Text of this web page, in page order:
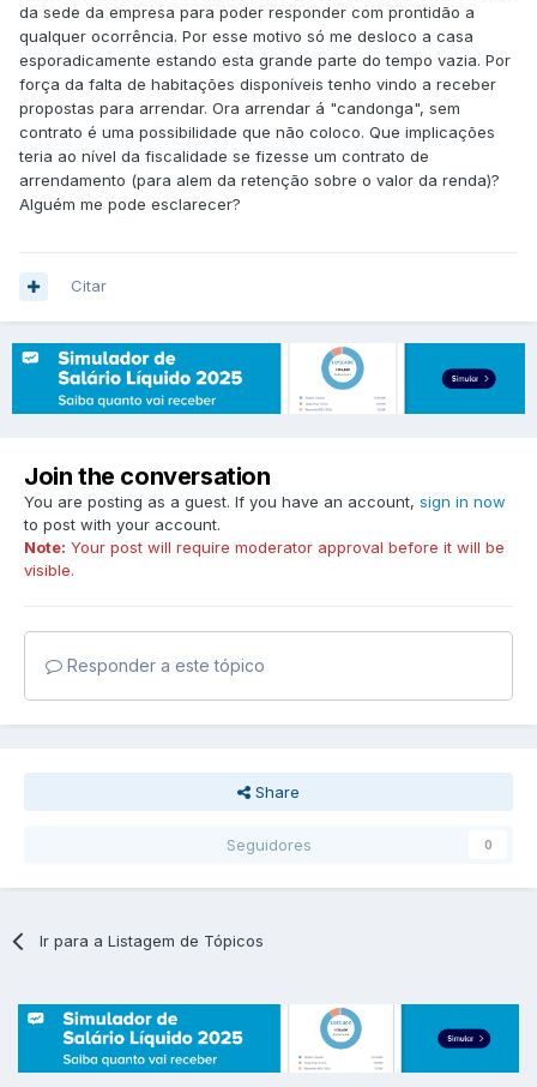
da sede da empresa para poder responder com prontidão a
qualquer ocorrência. Por esse motivo só me desloco a casa
esporadicamente estando esta grande parte do tempo vazia. Por
força da falta de habitações disponíveis tenho vindo a receber
propostas para arrendar. Ora arrendar á "candonga", sem
contrato é uma possibilidade que não coloco. Que implicações
teria ao nível da fiscalidade se fizesse um contrato de
arrendamento (para alem da retenção sobre o valor da renda)?
Alguém me pode esclarecer?
Citar
Join the conversation
You are posting as a guest. If you have an account, sign in now
to post with your account.
Note: Your post will require moderator approval before it will be
visible.
Responder a este tópico
Share
Seguidores 0
Ir para a Listagem de Tópicos